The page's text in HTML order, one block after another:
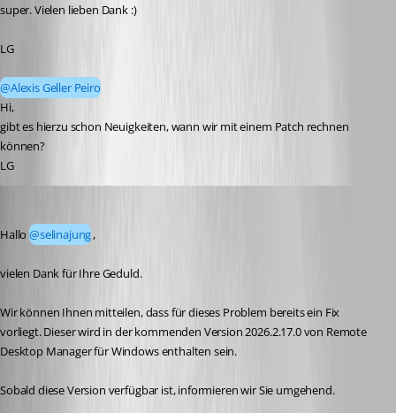
super. Vielen lieben Dank :)
LG
@Alexis Geller Peiro
Hi,
gibt es hierzu schon Neuigkeiten, wann wir mit einem Patch rechnen
können?
LG
Hallo @selinajung,
vielen Dank für Ihre Geduld.
Wir können Ihnen mitteilen, dass für dieses Problem bereits ein Fix
vorliegt. Dieser wird in der kommenden Version 2026.2.17.0 von Remote
Desktop Manager für Windows enthalten sein.
Sobald diese Version verfügbar ist, informieren wir Sie umgehend.